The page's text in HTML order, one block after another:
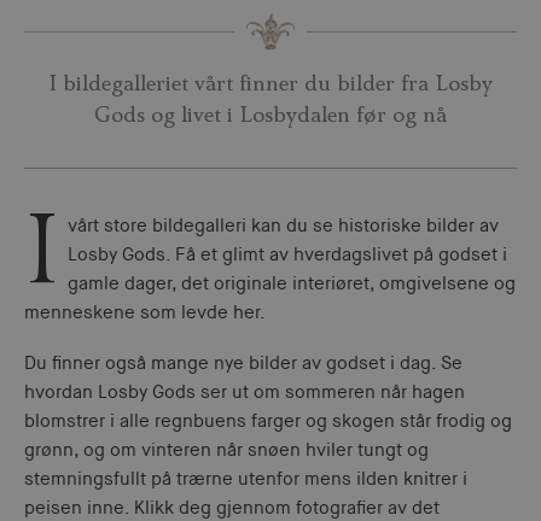
I bildegalleriet vårt finner du bilder fra Losby
Gods og livet i Losbydalen før og nå
I vårt store bildegalleri kan du se historiske bilder av
Losby Gods. Få et glimt av hverdagslivet på godset i
gamle dager, det originale interiøret, omgivelsene og
menneskene som levde her.
Du finner også mange nye bilder av godset i dag. Se
hvordan Losby Gods ser ut om sommeren når hagen
blomstrer i alle regnbuens farger og skogen står frodig og
grønn, og om vinteren når snøen hviler tungt og
stemningsfullt på trærne utenfor mens ilden knitrer i
peisen inne. Klikk deg gjennom fotografier av det